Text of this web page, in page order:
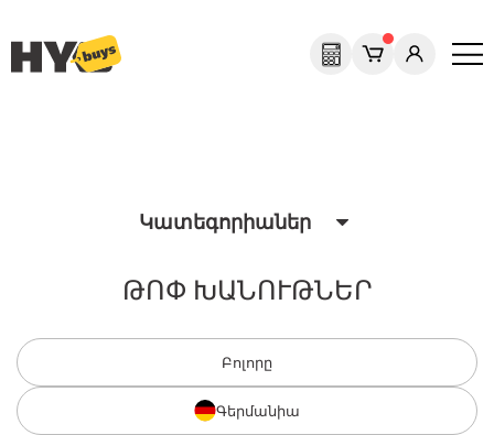
Կատեգորիաներ
ԹՈՓ ԽԱՆՈՒԹՆԵՐ
Բոլորը
Գերմանիա